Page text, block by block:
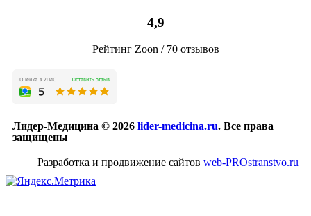
4,9
Рейтинг Zoon / 70 отзывов
Лидер-Медицина © 2026 lider-medicina.ru. Все права
защищены
Разработка и продвижение сайтов web-PROstranstvo.ru